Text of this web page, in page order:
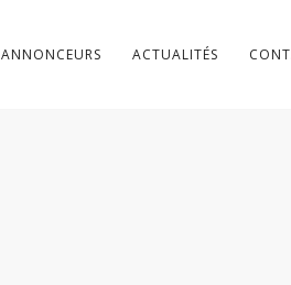
ANNONCEURS ACTUALITÉS